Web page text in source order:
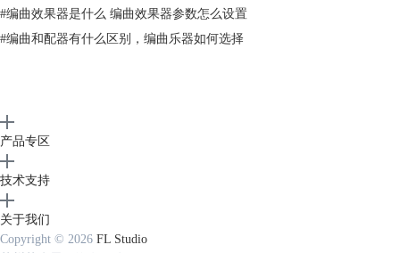
简洁，对于刚刚接触音频降噪处理的小伙伴非常的友好，同时这款基于音
频恢复技术算法可以很好的将录音中的噪音进行消除，还可以将录音单独
分割成曲目，更便于用户对录音进行编辑。
#编曲效果器是什么 编曲效果器参数怎么设置
#编曲和配器有什么区别，编曲乐器如何选择
产品专区
技术支持
关于我们
Copyright © 2026 FL Studio